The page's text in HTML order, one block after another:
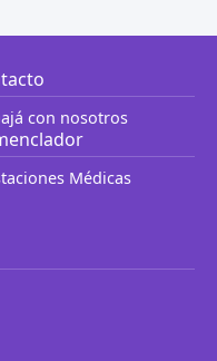
con nosotros
Médicas